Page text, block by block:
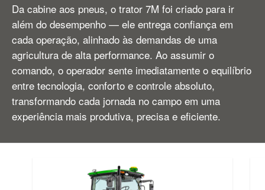
Da cabine aos pneus, o trator 7M foi criado para ir
além do desempenho — ele entrega confiança em
cada operação, alinhado às demandas de uma
agricultura de alta performance. Ao assumir o
comando, o operador sente imediatamente o equilíbrio
entre tecnologia, conforto e controle absoluto,
transformando cada jornada no campo em uma
experiência mais produtiva, precisa e eficiente.